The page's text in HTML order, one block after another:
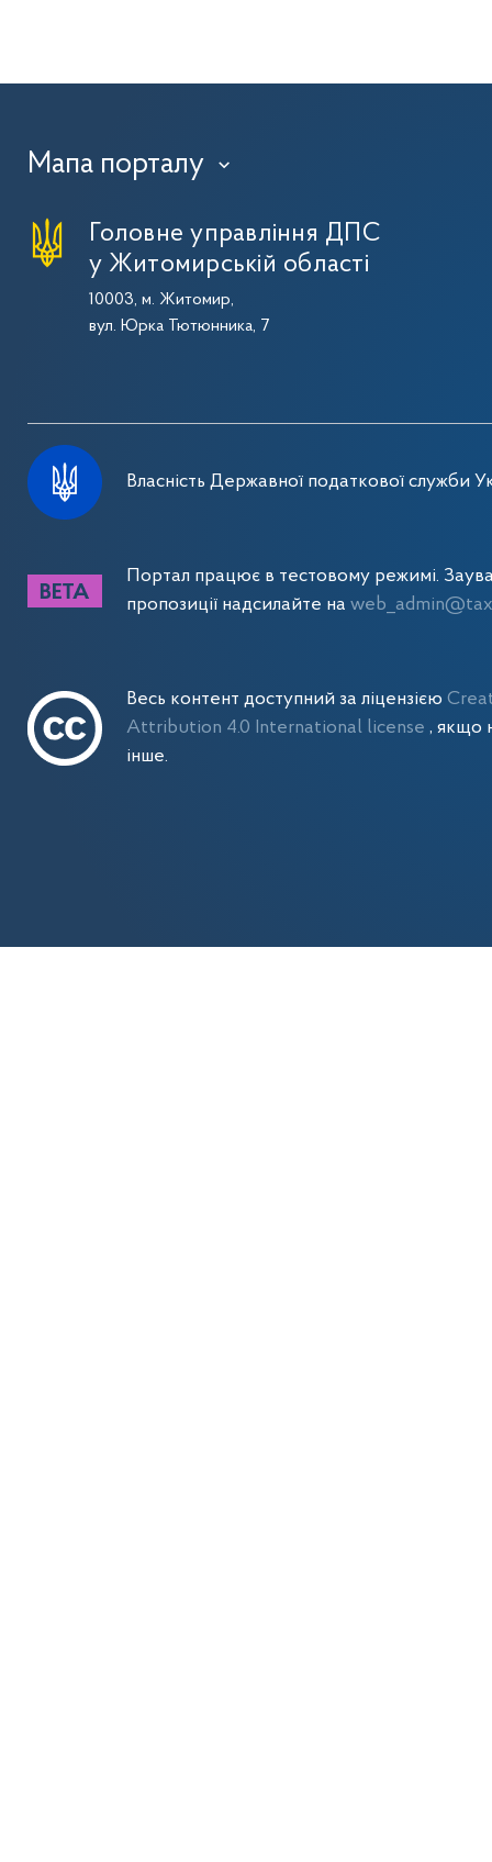
Мапа порталу ›
Головне управління ДПС
у Житомирській області
10003, м. Житомир,
вул. Юрка Тютюнника, 7
Власність Державної податкової служби
Портал працює в тестовому режимі.
пропозиції надсилайте на
Весь контент доступний за ліцензією
Attribution 4.0 International license , якщо
інше.